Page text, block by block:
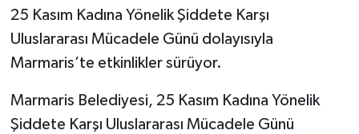
25 Kasım Kadına Yönelik Şiddete Karşı
Uluslararası Mücadele Günü dolayısıyla
Marmaris’te etkinlikler sürüyor.
Marmaris Belediyesi, 25 Kasım Kadına Yönelik
Şiddete Karşı Uluslararası Mücadele Günü